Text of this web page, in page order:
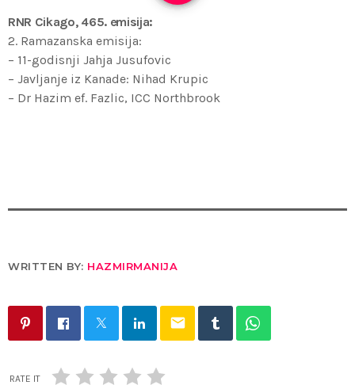
RNR Cikago, 465. emisija:
2. Ramazanska emisija:
– 11-godisnji Jahja Jusufovic
– Javljanje iz Kanade: Nihad Krupic
– Dr Hazim ef. Fazlic, ICC Northbrook
WRITTEN BY: HAZMIRMANIJA
email
RATE IT